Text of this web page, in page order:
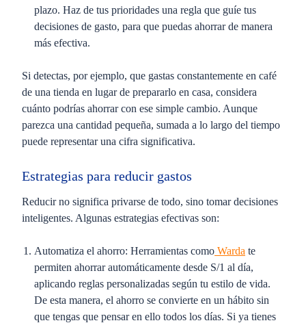
plazo. Haz de tus prioridades una regla que guíe tus
decisiones de gasto, para que puedas ahorrar de manera
más efectiva.
Si detectas, por ejemplo, que gastas constantemente en café
de una tienda en lugar de prepararlo en casa, considera
cuánto podrías ahorrar con ese simple cambio. Aunque
parezca una cantidad pequeña, sumada a lo largo del tiempo
puede representar una cifra significativa.
Estrategias para reducir gastos
Reducir no significa privarse de todo, sino tomar decisiones
inteligentes. Algunas estrategias efectivas son:
Automatiza el ahorro: Herramientas como Warda te
permiten ahorrar automáticamente desde S/1 al día,
aplicando reglas personalizadas según tu estilo de vida.
De esta manera, el ahorro se convierte en un hábito sin
que tengas que pensar en ello todos los días. Si ya tienes